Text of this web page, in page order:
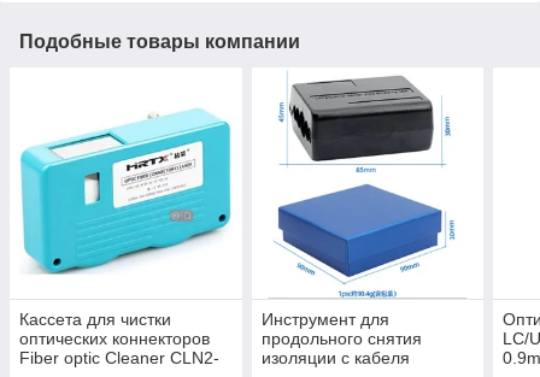
Подобные товары компании
Кассета для чистки
оптических коннекторов
Fiber optic Cleaner CLN2-
Инструмент для
продольного снятия
изоляции с кабеля
LC/